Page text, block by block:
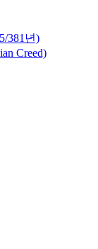
381년)
Creed)